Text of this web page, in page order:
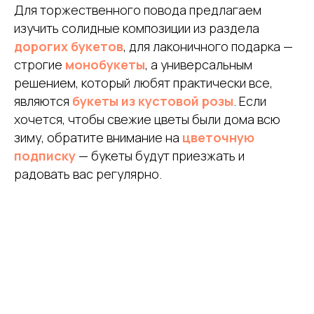
Для торжественного повода предлагаем
изучить солидные композиции из раздела
дорогих букетов, для лаконичного подарка —
строгие монобукеты, а универсальным
решением, который любят практически все,
являются букеты из кустовой розы . Если
хочется, чтобы свежие цветы были дома всю
зиму, обратите внимание на цветочную
подписку — букеты будут приезжать и
радовать вас регулярно.